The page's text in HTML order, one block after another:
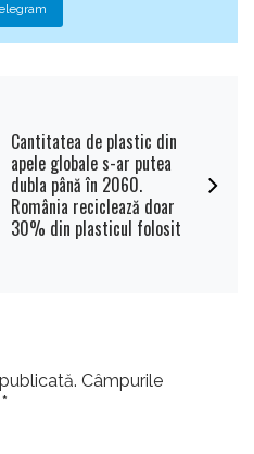
Cantitatea de plastic din
apele globale s-ar putea
dubla până în 2060.
România reciclează doar
30% din plasticul folosit
Câmpurile
*